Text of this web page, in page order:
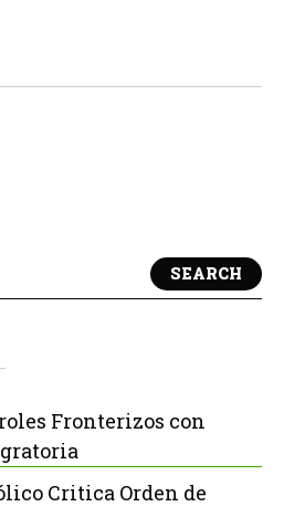
diseñado para operar de
SEARCH
Fronterizos con
Critica Orden de